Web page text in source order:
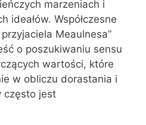
marzeniach i
ideałów. Współczesne
Meaulnesa”
o poszukiwaniu sensu
wartości, które
w obliczu dorastania i
często jest